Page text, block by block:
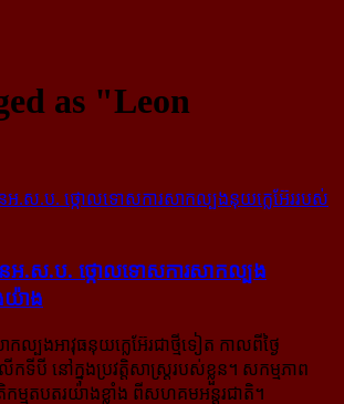
as "Leon
ៃអ.ស.ប. ថ្កោលទោស​ការ​សាកល្បង​
យ៉ាង
ល្បងអាវុធនុយក្លេអ៊ែរជាថ្មីទៀត កាលពីថ្ងៃ
ើកទីបី នៅក្នុងប្រវត្តិសាស្ត្រ​របស់ខ្លួន។ សកម្មភាព
ម្មតបតរយ៉ាងខ្លាំង ពីសហគមអន្តរជាតិ។